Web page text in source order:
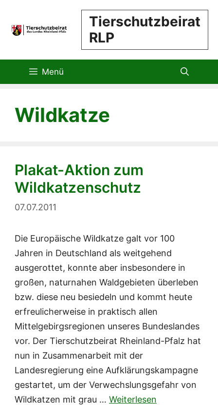
springen
Tierschutzbeirat
RLP
Menü
Wildkatze
Plakat-Aktion zum
Wildkatzenschutz
07.07.2011
Die Europäische Wildkatze galt vor 100
Jahren in Deutschland als weitgehend
ausgerottet, konnte aber insbesondere in
großen, naturnahen Waldgebieten überleben
bzw. diese neu besiedeln und kommt heute
erfreulicherweise in praktisch allen
Mittelgebirgsregionen unseres Bundeslandes
vor. Der Tierschutzbeirat Rheinland-Pfalz hat
nun in Zusammenarbeit mit der
Landesregierung eine Aufklärungskampagne
gestartet, um der Verwechslungsgefahr von
Wildkatzen mit grau … Weiterlesen